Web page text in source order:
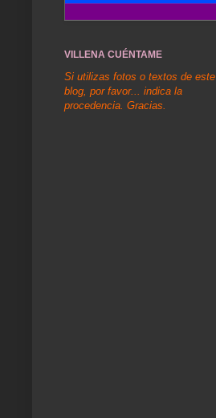
VILLENA CUÉNTAME
Si utilizas fotos o textos de este
blog, por favor... indica la
procedencia. Gracias.